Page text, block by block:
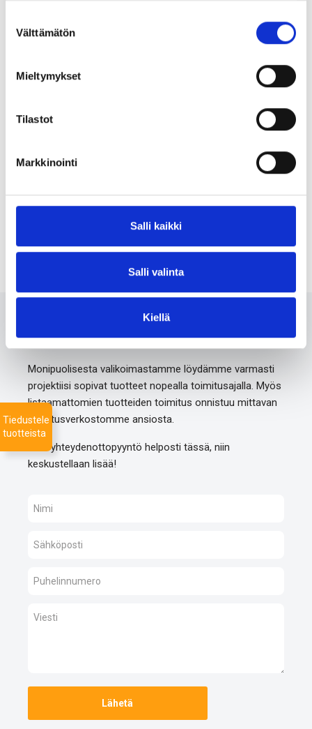
valinta
Välttämätön
Mieltymykset
Tilastot
Markkinointi
Salli kaikki
Salli valinta
Kiellä
+32 (0)3 312 91 70
info@penen.be
www.penen.be
Ota meihin yhteyttä 24/7
Monipuolisesta valikoimastamme löydämme varmasti
projektiisi sopivat tuotteet nopealla toimitusajalla. Myös
listaamattomien tuotteiden toimitus onnistuu mittavan
toimitusverkostomme ansiosta.
Jätä yhteydenottopyyntö helposti tässä, niin
keskustellaan lisää!
Tiedustele
tuotteista